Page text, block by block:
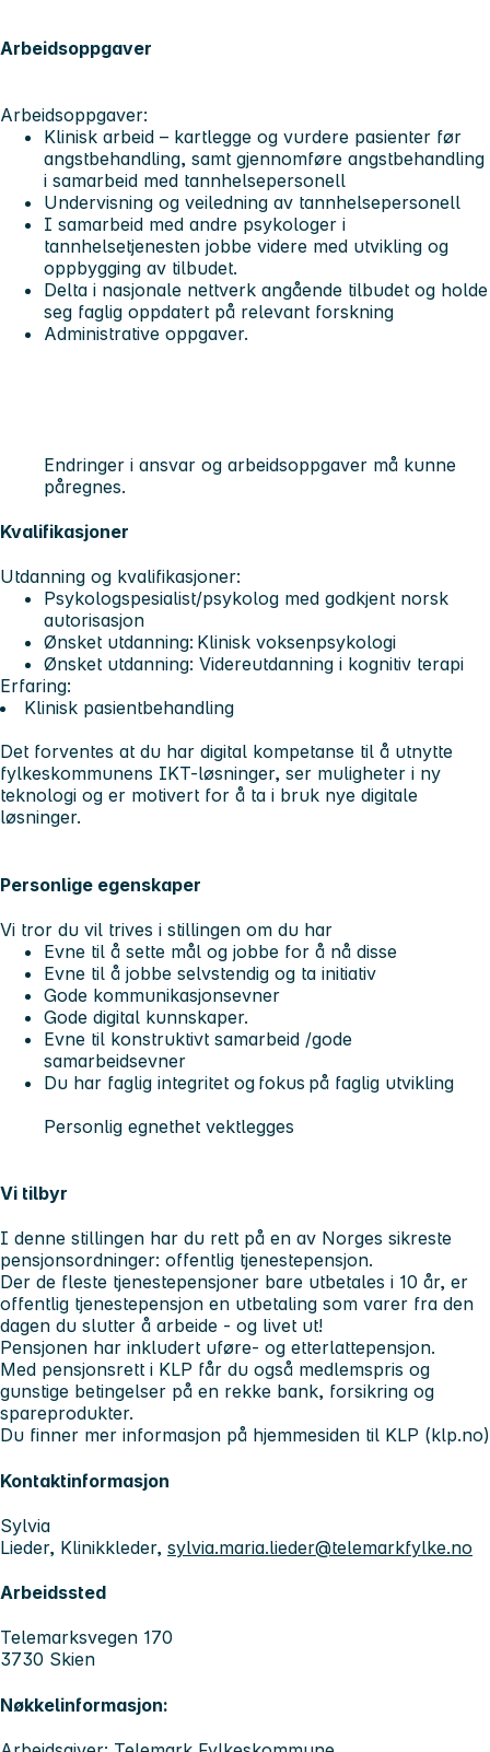
Arbeidsoppgaver
Arbeidsoppgaver:
Klinisk arbeid – kartlegge og vurdere pasienter før
angstbehandling, samt gjennomføre angstbehandling
i samarbeid med tannhelsepersonell
Undervisning og veiledning av tannhelsepersonell
I samarbeid med andre psykologer i
tannhelsetjenesten jobbe videre med utvikling og
oppbygging av tilbudet.
Delta i nasjonale nettverk angående tilbudet og holde
seg faglig oppdatert på relevant forskning
Administrative oppgaver.
Endringer i ansvar og arbeidsoppgaver må kunne
påregnes.
Kvalifikasjoner
Utdanning og kvalifikasjoner:
Psykologspesialist/psykolog med godkjent norsk
autorisasjon
Ønsket utdanning: Klinisk voksenpsykologi
Ønsket utdanning: Videreutdanning i kognitiv terapi
Erfaring:
Klinisk pasientbehandling
Det forventes at du har digital kompetanse til å utnytte
fylkeskommunens IKT-løsninger, ser muligheter i ny
teknologi og er motivert for å ta i bruk nye digitale
løsninger.
Personlige egenskaper
Vi tror du vil trives i stillingen om du har
Evne til å sette mål og jobbe for å nå disse
Evne til å jobbe selvstendig og ta initiativ
Gode kommunikasjonsevner
Gode digital kunnskaper.
Evne til konstruktivt samarbeid /gode
samarbeidsevner
Du har faglig integritet og fokus på faglig utvikling
Personlig egnethet vektlegges
Vi tilbyr
I denne stillingen har du rett på en av Norges sikreste
pensjonsordninger: offentlig tjenestepensjon.
Der de fleste tjenestepensjoner bare utbetales i 10 år, er
offentlig tjenestepensjon en utbetaling som varer fra den
dagen du slutter å arbeide - og livet ut!
Pensjonen har inkludert uføre- og etterlattepensjon.
Med pensjonsrett i KLP får du også medlemspris og
gunstige betingelser på en rekke bank, forsikring og
spareprodukter.
Du finner mer informasjon på hjemmesiden til KLP (klp.no)
Kontaktinformasjon
Sylvia
Lieder, Klinikkleder, sylvia.maria.lieder@telemarkfylke.no
Arbeidssted
Telemarksvegen 170
3730 Skien
Nøkkelinformasjon: